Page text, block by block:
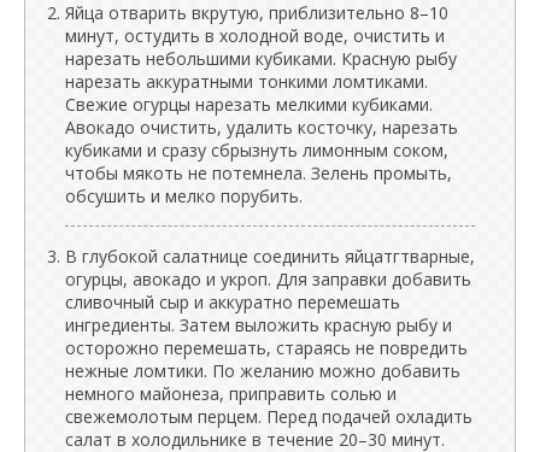
Яйца отварить вкрутую, приблизительно 8–10
минут, остудить в холодной воде, очистить и
нарезать небольшими кубиками. Красную рыбу
нарезать аккуратными тонкими ломтиками.
Свежие огурцы нарезать мелкими кубиками.
Авокадо очистить, удалить косточку, нарезать
кубиками и сразу сбрызнуть лимонным соком,
чтобы мякоть не потемнела. Зелень промыть,
обсушить и мелко порубить.
В глубокой салатнице соединить яйцатгтварные,
огурцы, авокадо и укроп. Для заправки добавить
сливочный сыр и аккуратно перемешать
ингредиенты. Затем выложить красную рыбу и
осторожно перемешать, стараясь не повредить
нежные ломтики. По желанию можно добавить
немного майонеза, приправить солью и
свежемолотым перцем. Перед подачей охладить
салат в холодильнике в течение 20–30 минут.